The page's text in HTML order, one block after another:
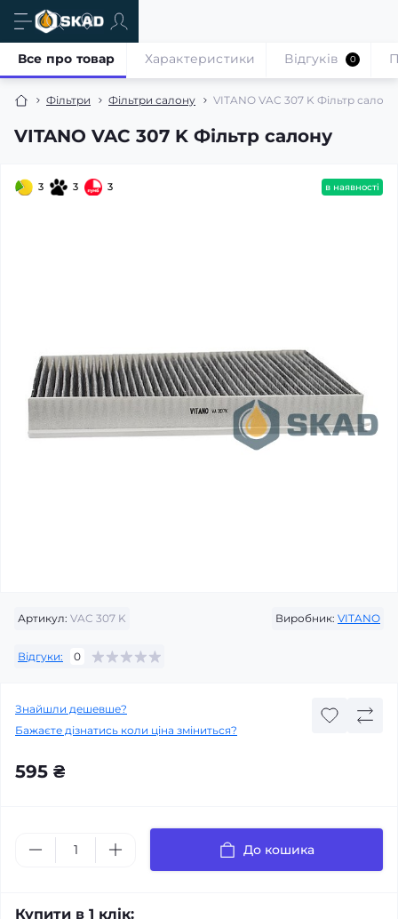
Фільтри Фільтри салону VITANO VAC 307 K Фільтр салону
VITANO VAC 307 K Фільтр салону
Все про товар Характеристики Відгуків 0
3 3 3 в наявності
Артикул: VAC 307 K Виробник: VITANO
Відгуки: 0
Знайшли дешевше?
Бажаєте дізнатись коли ціна зміниться?
595 ₴
До кошика
Купити в 1 клік: